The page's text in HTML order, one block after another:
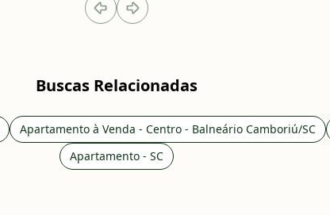
Buscas Relacionadas
Apartamento à Venda - Centro - Balneário Camboriú/SC
Apartamento - SC